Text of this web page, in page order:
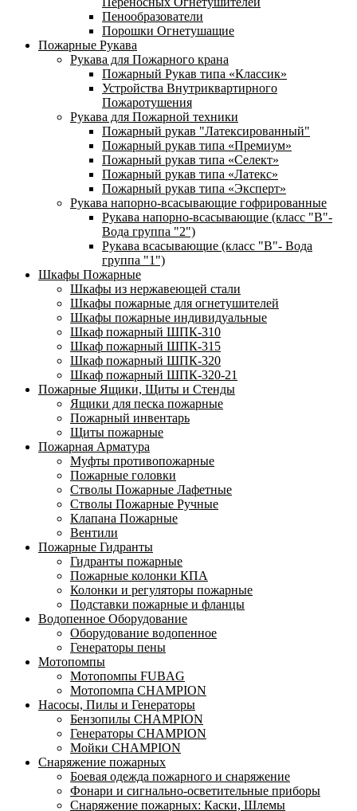
Пенообразователи
Порошки Огнетушащие
Пожарные Рукава
Рукава для Пожарного крана
Пожарный Рукав типа «Классик»
Устройства Внутриквартирного
Пожаротушения
Рукава для Пожарной техники
Пожарный рукав "Латексированный"
Пожарный рукав типа «Премиум»
Пожарный рукав типа «Селект»
Пожарный рукав типа «Латекс»
Пожарный рукав типа «Эксперт»
Рукава напорно-всасывающие гофрированные
Рукава напорно-всасывающие (класс "В"-
Вода группа "2")
Рукава всасывающие (класс "В"- Вода
группа "1")
Шкафы Пожарные
Шкафы из нержавеющей стали
Шкафы пожарные для огнетушителей
Шкафы пожарные индивидуальные
Шкаф пожарный ШПК-310
Шкаф пожарный ШПК-315
Шкаф пожарный ШПК-320
Шкаф пожарный ШПК-320-21
Пожарные Ящики, Щиты и Стенды
Ящики для песка пожарные
Пожарный инвентарь
Щиты пожарные
Пожарная Арматура
Муфты противопожарные
Пожарные головки
Стволы Пожарные Лафетные
Стволы Пожарные Ручные
Клапана Пожарные
Вентили
Пожарные Гидранты
Гидранты пожарные
Пожарные колонки КПА
Колонки и регуляторы пожарные
Подставки пожарные и фланцы
Водопенное Оборудование
Оборудование водопенное
Генераторы пены
Мотопомпы
Мотопомпы FUBAG
Мотопомпа CHAMPION
Насосы, Пилы и Генераторы
Бензопилы CHAMPION
Генераторы CHAMPION
Мойки CHAMPION
Снаряжение пожарных
Боевая одежда пожарного и снаряжение
Фонари и сигнально-осветительные приборы
Снаряжение пожарных: Каски, Шлемы